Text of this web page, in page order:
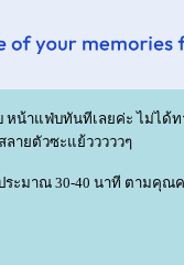
หน้าแฟ่บทันทีเลยค่ะ ไม่ได้
สลายตัวซะแย้วววววๆ
ระมาณ 30-40 นาที ตามคุณ